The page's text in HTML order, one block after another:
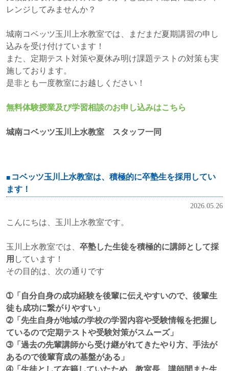
レンジしてみませんか？
城南コベッツ玉川上水教室では、まだまだ夏期講習の申し
込みを受け付けています！
また、定期テスト対策や夏休み明け課題テストの対策も実
施しております。
是非とも一度教室にお越しください！
無料体験授業及び学習相談のお申し込みはこちら
城南コベッツ玉川上水教室 スタッフ一同
コベッツ玉川上水教室は、積極的に卒塾生を採用してい
ます！
2026.05.26
こんにちは、玉川上水教室です。
玉川上水教室では、 卒塾した生徒を積極的に講師として採
用 しています！
その目的は、次の通りです
➀「自分自身の成功経験を後輩に伝えやすいので、後輩生
徒も成功に繋がりやすい」
➁「先生自身が地域の学校の学習内容や受験情報を把握し
ているので定期テストや受験対策がスムーズ」
➂「過去の先輩講師から受け継がれてきたやり方、手法が
あるので後輩育成の基盤がある」